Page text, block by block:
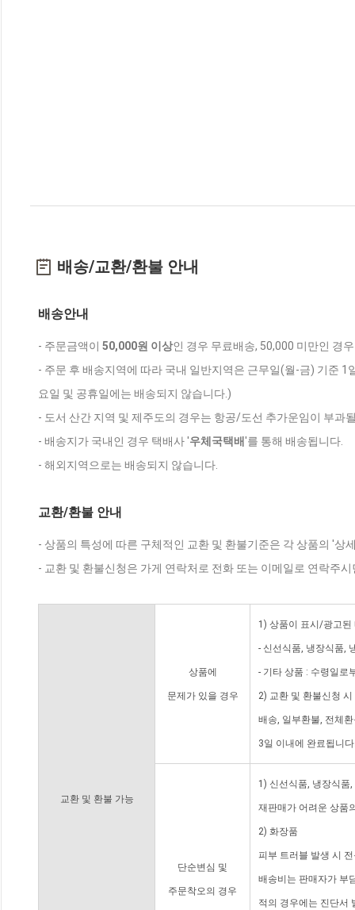
배송/교환/환불 안내
배송안내
- 주문금액이 50,000원 이상인 경우 무료배송, 50,000 미만인 경
- 주문 후 배송지역에 따라 국내 일반지역은 근무일(월-금) 기준
요일 및 공휴일에는 배송되지 않습니다.)
- 도서 산간 지역 및 제주도의 경우는 항공/도선 추가운임이 부과
- 배송지가 국내인 경우 택배사 '우체국택배'를 통해 배송됩니다.
- 해외지역으로는 배송되지 않습니다.
교환/환불 안내
- 상품의 특성에 따른 구체적인 교환 및 환불기준은 각 상품의 '상
- 교환 및 환불신청은 가게 연락처로 전화 또는 이메일로 연락주
교환 및 환불 가능
상품에
문제가 있을 경우
1) 상품이 표시/광고된
- 신선식품, 냉장식품,
- 기타 상품 : 수령일로
2) 교환 및 환불신청
배송, 일부환불, 전체
3일 이내에 완료됩니
단순변심 및
주문착오의 경우
1) 신선식품, 냉장식품
재판매가 어려운 상품
2) 화장품
피부 트러블 발생 시
배송비는 판매자가 부
적의 경우에는 진단서